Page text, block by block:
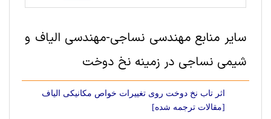
سایر منابع مهندسی نساجی-مهندسی الیاف و
شیمی نساجی در زمینه نخ دوخت
اثر تاب نخ دوخت روی تغییرات خواص مکانیکی الیاف
[مقالات ترجمه شده]